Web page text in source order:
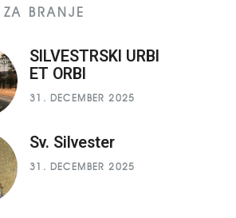
BRANJE
SILVESTRSKI URBI
ET ORBI
31. DECEMBER 2025
Sv. Silvester
31. DECEMBER 2025